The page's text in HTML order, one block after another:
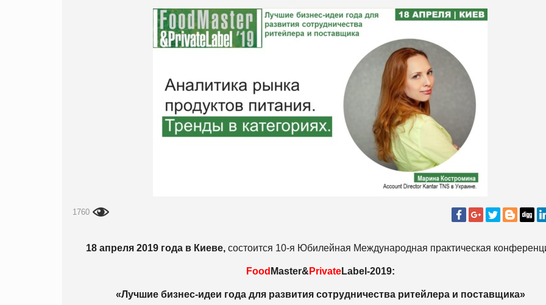
1760
18 апреля 2019 года в Киеве,состоится 10-я Юбилейная Международная практическая
Food Master& PrivateLabel-2019:
«Лучшие бизнес-идеи года для развития сотрудничества ритейлера и поставщика»